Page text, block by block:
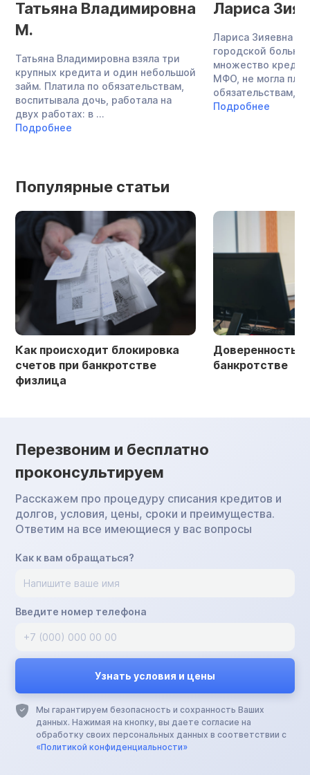
Татьяна Владимировна
М.
Татьяна Владимировна взяла три
крупных кредита и один небольшой
займ. Платила по обязательствам,
воспитывала дочь, работала на
двух работах: в ...
Подробнее
Лариса
Лариса Зияевна —
городской
множество
МФО, не могла
обязательствам,
Подробнее
Популярные статьи
Как происходит блокировка
счетов при банкротстве
физлица
Доверенность
банкротстве
Перезвоним и бесплатно
проконсультируем
Расскажем про процедуру списания кредитов и
долгов, условия, цены, сроки и преимущества.
Ответим на все имеющиеся у вас вопросы
Как к вам обращаться?
Введите номер телефона
Мы гарантируем безопасность и сохранность Ваших
данных. Нажимая на кнопку, вы даете согласие на
обработку своих персональных данных в соответствии с
«Политикой конфиденциальности»